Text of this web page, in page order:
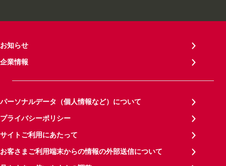
お知らせ
企業情報
パーソナルデータ（個人情報など）について
プライバシーポリシー
サイトご利用にあたって
お客さまご利用端末からの情報の外部送信について